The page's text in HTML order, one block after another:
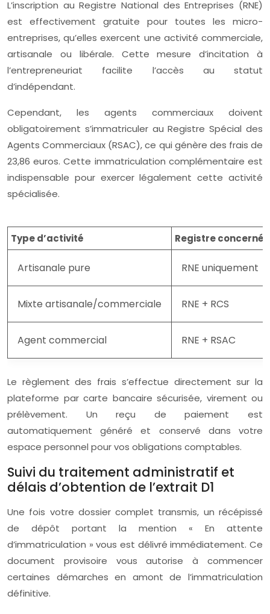
L’inscription au Registre National des Entreprises (RNE)
est effectivement gratuite pour toutes les micro-
entreprises, qu’elles exercent une activité commerciale,
artisanale ou libérale. Cette mesure d’incitation à
l’entrepreneuriat facilite l’accès au statut
d’indépendant.
Cependant, les agents commerciaux doivent
obligatoirement s’immatriculer au Registre Spécial des
Agents Commerciaux (RSAC), ce qui génère des frais de
23,86 euros. Cette immatriculation complémentaire est
indispensable pour exercer légalement cette activité
spécialisée.
Type d’activité Registre concerné
Artisanale pure RNE uniquement
Mixte artisanale/commerciale RNE + RCS
Agent commercial RNE + RSAC
Le règlement des frais s’effectue directement sur la
plateforme par carte bancaire sécurisée, virement ou
prélèvement. Un reçu de paiement est
automatiquement généré et conservé dans votre
espace personnel pour vos obligations comptables.
Suivi du traitement administratif et
délais d’obtention de l’extrait D1
Une fois votre dossier complet transmis, un récépissé
de dépôt portant la mention « En attente
d’immatriculation » vous est délivré immédiatement. Ce
document provisoire vous autorise à commencer
certaines démarches en amont de l’immatriculation
définitive.